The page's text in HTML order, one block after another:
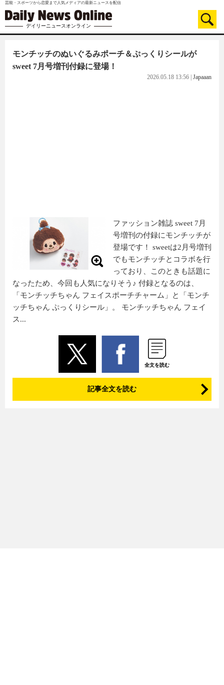
芸能・スポーツから恋愛まで人気メディアの最新ニュースを配信
デイリーニュースオンライン
モンチッチのぬいぐるみポーチ＆ぷっくりシールが
sweet 7月号増刊付録に登場！
2026.05.18 13:56 Japaaan
ファッション雑誌 sweet 7月
号増刊の付録にモンチッチが
登場です！ sweetは2月号増刊
でもモンチッチとコラボを行
っており、このときも話題に
なったため、今回も人気になりそう♪ 付録となるのは、
「モンチッチちゃん フェイスポーチチャーム」と「モンチ
ッチちゃん ぷっくりシール」。 モンチッチちゃん フェイ
ス...
全文を読む
記事全文を読む